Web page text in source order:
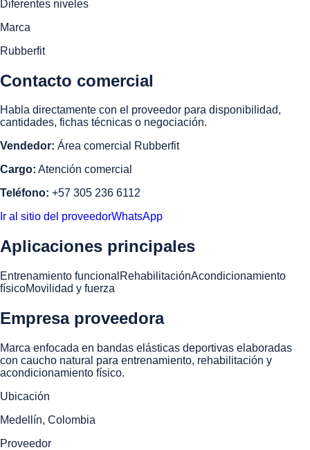
Diferentes niveles
Marca
Rubberfit
Contacto comercial
Habla directamente con el proveedor para disponibilidad,
cantidades, fichas técnicas o negociación.
Vendedor: Área comercial Rubberfit
Cargo: Atención comercial
Teléfono: +57 305 236 6112
Ir al sitio del proveedorWhatsApp
Aplicaciones principales
Entrenamiento funcional RehabilitaciónAcondicionamiento
físicoMovilidad y fuerza
Empresa proveedora
Marca enfocada en bandas elásticas deportivas elaboradas
con caucho natural para entrenamiento, rehabilitación y
acondicionamiento físico.
Ubicación
Medellín, Colombia
Proveedor